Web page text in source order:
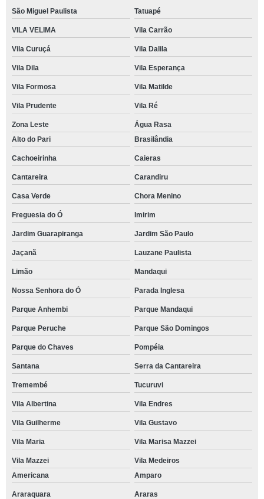
São Miguel Paulista Tatuapé
VILA VELIMA Vila Carrão
Vila Curuçá Vila Dalila
Vila Dila Vila Esperança
Vila Formosa Vila Matilde
Vila Prudente Vila Ré
Zona Leste
Água Rasa
Alto do Pari
Brasilândia
Cachoeirinha Caieras
Cantareira Carandiru
Casa Verde Chora Menino
Freguesia do Ó Imirim
Jardim Guarapiranga Jardim São Paulo
Jaçanã Lauzane Paulista
Limão Mandaqui
Nossa Senhora do Ó Parada Inglesa
Parque Anhembi Parque Mandaqui
Parque Peruche Parque São Domingos
Parque do Chaves Pompéia
Santana Serra da Cantareira
Tremembé Tucuruvi
Vila Albertina Vila Endres
Vila Guilherme Vila Gustavo
Vila Maria Vila Marisa Mazzei
Vila Mazzei
Vila Medeiros
Americana
Amparo
Araraquara Araras